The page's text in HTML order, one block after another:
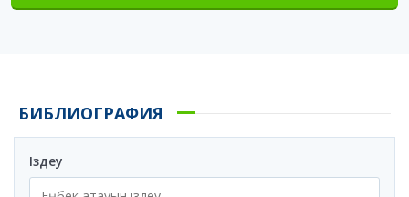
БИБЛИОГРАФИЯ
Іздеу